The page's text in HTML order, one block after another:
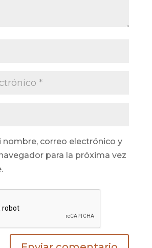
nombre, correo electrónico y
para la próxima vez